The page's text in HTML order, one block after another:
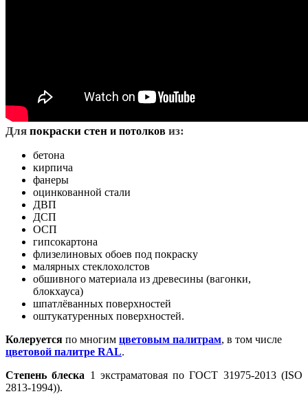
Для покраски стен и потолков из:
бетона
кирпича
фанеры
оцинкованной стали
ДВП
ДСП
ОСП
гипсокартона
флизелиновых обоев под покраску
малярных стеклохолстов
обшивного материала из древесины (вагонки,
блокхауса)
шпатлёванных поверхностей
оштукатуренных поверхностей.
Колеруется по многим цветовым палитрам, в том числе
цветовой палитре RAL.
Степень блеска 1 экстраматовая по ГОСТ 31975-2013 (ISO
2813-1994)).